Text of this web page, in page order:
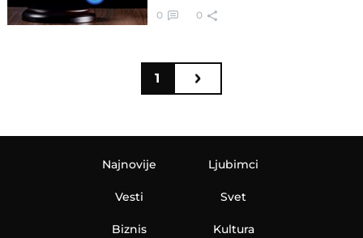
0 0
1
Najnovije
Vesti
Biznis
Ljubimci
Svet
Kultura